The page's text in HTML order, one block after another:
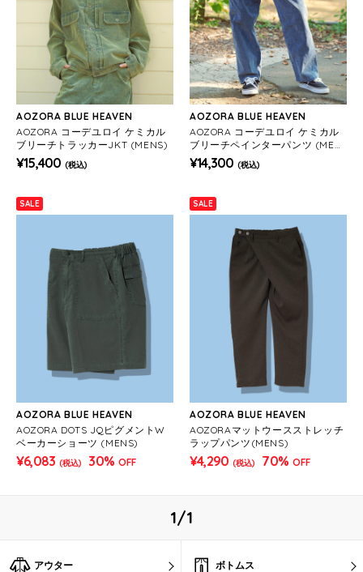
AOZORA BLUE HEAVEN
AOZORA コーデユロイ ケミカル
ブリーチトラッカーJKT (MENS)
¥15,400 (税込)
AOZORA BLUE HEAVEN
AOZORA コーデユロイ ケミカル
ブリーチペインターパンツ (MEN
S)
¥14,300 (税込)
SALE
AOZORA BLUE HEAVEN
AOZORA DOTS JQピグメントW
ベーカーショーツ (MENS)
¥6,083 (税込) 30% OFF
SALE
AOZORA BLUE HEAVEN
AOZORAマットウースストレッチ
ラップパンツ(MENS)
¥4,290 (税込) 70% OFF
1/1
アウター ボトムス